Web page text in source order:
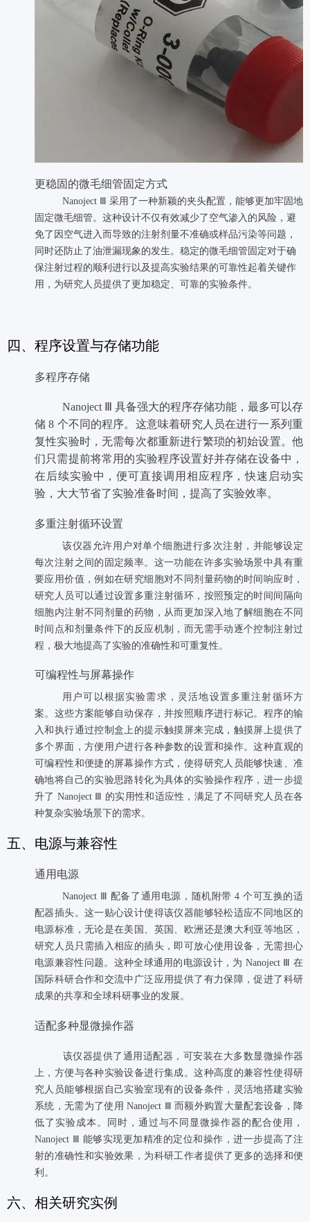
更稳固的微毛细管固定方式
​​​​​Nanoject Ⅲ 采用了一种新颖的夹头配置，能够更加牢固地
固定微毛细管。这种设计不仅有效减少了空气渗入的风险，避
免了因空气进入而导致的注射剂量不准确或样品污染等问题，
同时还防止了油泄漏现象的发生。稳定的微毛细管固定对于确
保注射过程的顺利进行以及提高实验结果的可靠性起着关键作
用，为研究人员提供了更加稳定、可靠的实验条件。
四、程序设置与存储功能
多程序存储
Nanoject Ⅲ 具备强大的程序存储功能，最多可以存
储 8 个不同的程序。这意味着研究人员在进行一系列重
复性实验时，无需每次都重新进行繁琐的初始设置。他
们只需提前将常用的实验程序设置好并存储在设备中，
在后续实验中，便可直接调 用相应程序，快速启动实
验，大大节省了实验准备时间，提高了实验效率。
多重注射循环设置
该仪器允许用户对单个细胞进行多次注射，并能够设定
每次注射之间的固定频率。这一功能在许多实验场景中具有重
要应用价值，例如在研究细胞对不同剂量药物的时间响应时，
研究人员可以通过设置多重注射循环，按照预定的时间间隔向
细胞内注射不同剂量的药物，从而更加深入地了解细胞在不同
时间点和剂量条件下的反应机制，而无需手动逐个控制注射过
程，极大地提高了实验的准确性和可重复性。
可编程性与屏幕操作
用户可以根据实验需求，灵活地设置多重注射循环方
案。这些方案能够自动保存，并按照顺序进行标记。程序的输
入和执行通过控制盒上的提示触摸屏来完成，触摸屏上提供了
多个界面，方便用户进行各种参数的设置和操作。这种直观的
可编程性和便捷的屏幕操作方式，使得研究人员能够快速、准
确地将自己的实验思路转化为具体的实验操作程序，进一步提
升了 Nanoject Ⅲ 的实用性和适应性，满足了不同研究人员在各
种复杂实验场景下的需求。
五、电源与兼容性
通用电源
Nanoject Ⅲ 配备了通用电源，随机附带 4 个可互换的适
配器插头。这一贴心设计使得该仪器能够轻松适应不同地区的
电源标准，无论是在美国、英国、欧洲还是澳大利亚等地区，
研究人员只需插入相应的插头，即可放心使用设备，无需担心
电源兼容性问题。这种全球通用的电源设计，为 Nanoject Ⅲ 在
国际科研合作和交流中广泛应用提供了有力保障，促进了科研
成果的共享和全球科研事业的发展。
适配多种显微操作器
该仪器提供了通用适配器，可安装在大多数显微操作器
上，方便与各种实验设备进行集成。这种高度的兼容性使得研
究人员能够根据自己实验室现有的设备条件，灵活地搭建实验
系统，无需为了使用 Nanoject Ⅲ 而额外购置大量配套设备，降
低了实验成本。同时，通过与不同显微操作器的配合使用，
Nanoject Ⅲ 能够实现更加精准的定位和操作，进一步提高了注
射的准确性和实验效果，为科研工作者提供了更多的选择和便
利。
六、相关研究实例